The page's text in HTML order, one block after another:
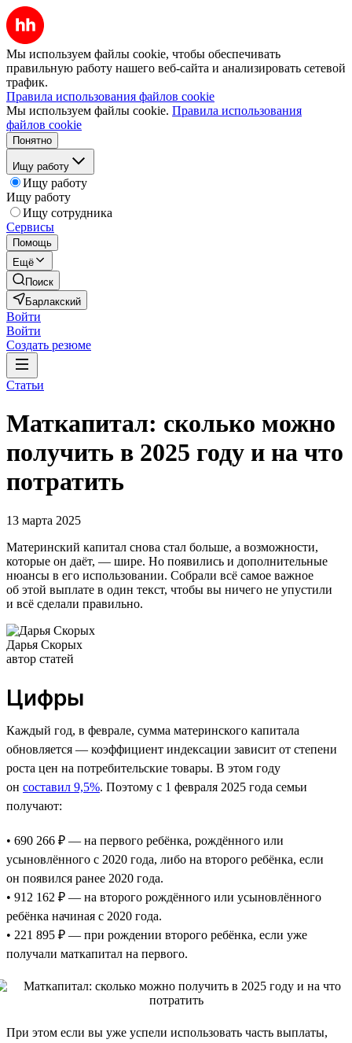
Мы используем файлы cookie, чтобы обеспечивать
правильную работу нашего веб-сайта и анализировать сетевой
трафик.
Правила использования файлов cookie
Мы используем файлы cookie. Правила использования
файлов cookie
Понятно
Ищу работу
Ищу работу
Ищу работу
Ищу сотрудника
Сервисы
Помощь
Ещё
Поиск
Барлакский
Войти
Войти
Создать резюме
Статьи
Маткапитал: сколько можно
получить в 2025 году и на что
потратить
13 марта 2025
Материнский капитал снова стал больше, а возможности,
которые он даёт, — шире. Но появились и дополнительные
нюансы в его использовании. Собрали всё самое важное
об этой выплате в один текст, чтобы вы ничего не упустили
и всё сделали правильно.
Дарья Скорых
автор статей
Цифры
Каждый год, в феврале, сумма материнского капитала
обновляется — коэффициент индексации зависит от степени
роста цен на потребительские товары. В этом году
он составил 9,5%. Поэтому с 1 февраля 2025 года семьи
получают:
• 690 266 ₽ — на первого ребёнка, рождённого или
усыновлённого с 2020 года, либо на второго ребёнка, если
он появился ранее 2020 года.
• 912 162 ₽ — на второго рождённого или усыновлённого
ребёнка начиная с 2020 года.
• 221 895 ₽ — при рождении второго ребёнка, если уже
получали маткапитал на первого.
При этом если вы уже успели использовать часть выплаты,